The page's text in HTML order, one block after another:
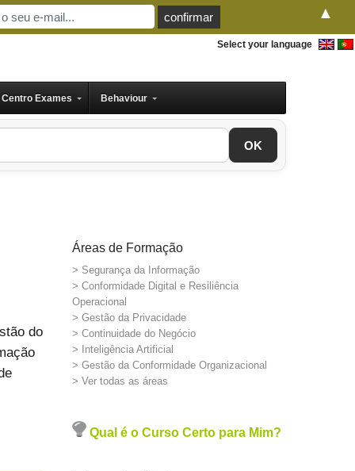
Select your language
Centro Exames Behaviour
OK
do
Áreas de Formação
> Segurança da Informação
> Conformidade Digital e Resiliência
Operacional
> Gestão da Privacidade
> Continuidade do Negócio
> Inteligência Artificial
> Gestão da Conformidade Organizacional
> Ver todas as áreas
Qual é o Curso Certo para Mim?
▲